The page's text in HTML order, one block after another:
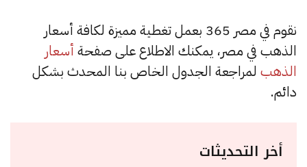
نقوم في مصر 365 بعمل تغطية مميزة لكافة أسعار
الذهب في مصر، يمكنك الاطلاع على صفحة أسعار
الذهب لمراجعة الجدول الخاص بنا المحدث بشكل
دائم.
أخر التحديثات